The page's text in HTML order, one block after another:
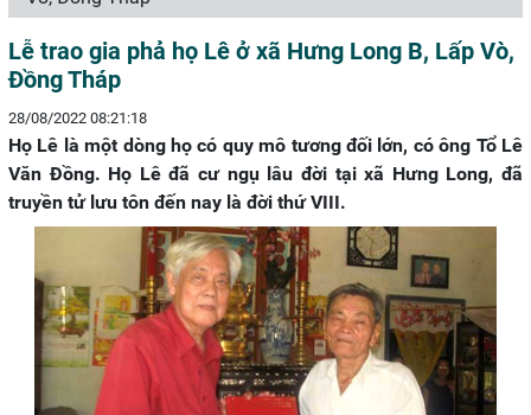
Lễ trao gia phả họ Lê ở xã Hưng Long B, Lấp Vò,
Đồng Tháp
28/08/2022 08:21:18
Họ Lê là một dòng họ có quy mô tương đối lớn, có ông Tổ Lê
Văn Đồng. Họ Lê đã cư ngụ lâu đời tại xã Hưng Long, đã
truyền tử lưu tôn đến nay là đời thứ VIII.